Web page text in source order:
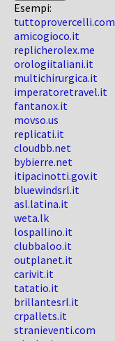
Esempi:
tuttoprovercelli.com
amicogioco.it
replicherolex.me
orologiitaliani.it
multichirurgica.it
imperatoretravel.it
fantanox.it
movso.us
replicati.it
cloudbb.net
bybierre.net
itipacinotti.gov.it
bluewindsrl.it
asl.latina.it
weta.lk
lospallino.it
clubbaloo.it
outplanet.it
carivit.it
tatatio.it
brillantesrl.it
crpallets.it
stranieventi.com